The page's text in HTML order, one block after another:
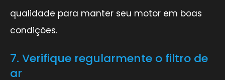
qualidade para manter seu motor em boas
condições.
7. Verifique regularmente o filtro de
ar